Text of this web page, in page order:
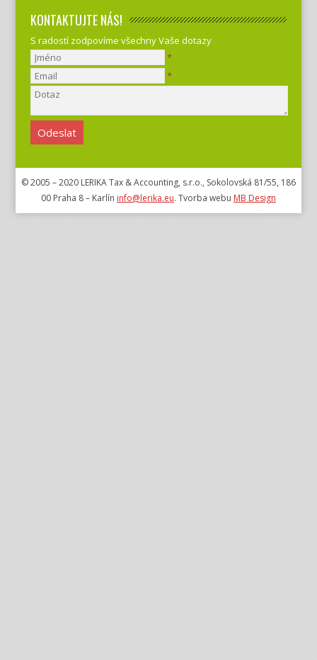
KONTAKTUJTE NÁS!
S radostí zodpovíme všechny Vaše dotazy
*
*
© 2005 – 2020 LERIKA Tax & Accounting, s.r.o., Sokolovská 81/55, 186
00 Praha 8 – Karlín info@lerika.eu. Tvorba webu MB Design